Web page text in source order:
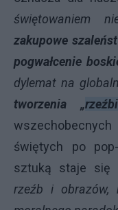
świętowaniem
zakupowe
pogwałcenie
dylemat na
tworzenia „
świętych po
sztuką staje się
rzeźb i obrazów,